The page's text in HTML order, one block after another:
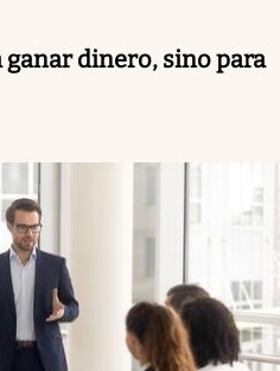
ganar dinero, sino para